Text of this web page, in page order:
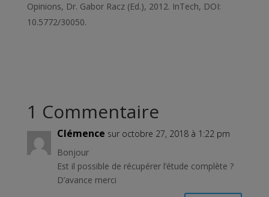
Opinions, Dr. Gabor Racz (Ed.), 2012. InTech, DOI:
10.5772/30050.
1 Commentaire
Clémence sur octobre 27, 2018 à 1:22 pm
Bonjour
Est il possible de récupérer l’étude complète ?
D’avance merci